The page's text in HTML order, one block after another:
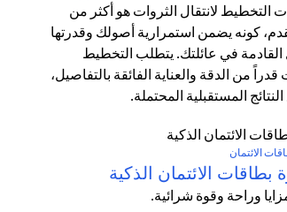
التخطيط لانتقال الثروات هو أكثر من
كونه يضمن استمرارية أصولك وقدرتها
القادمة في عائلتك. يتطلب التخطيط
من الدقة والعناية الفائقة بالتفاصيل،
المستقبلية المحتملة.
الائتمان
بطاقات الائتمان الذكية
وراحة وقوة شرائية.